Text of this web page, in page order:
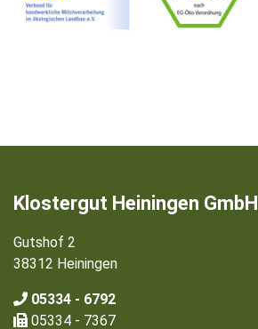
Klostergut Heiningen GmbH
Gutshof 2
38312 Heiningen
05334 - 6792
05334 - 7367